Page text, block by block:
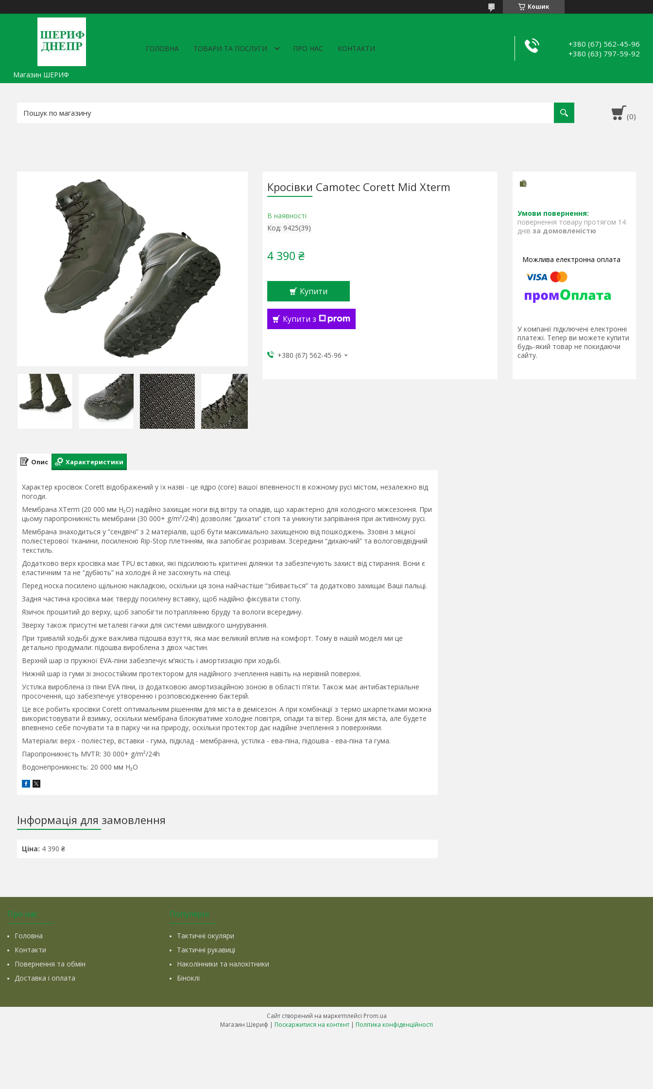
Кошик
Магазин ШЕРИФ
ГОЛОВНА ТОВАРИ ТА ПОСЛУГИ ПРО НАС КОНТАКТИ
+380 (67) 562-45-96
+380 (63) 797-59-92
Кросівки Camotec Corett Mid Xterm
В наявності
Код: 9425(39)
4 390 ₴
Купити
Купити з
+380 (67) 562-45-96
повернення товару протягом 14
днів за домовленістю
У компанії підключені електронні
платежі. Тепер ви можете купити
будь-який товар не покидаючи
сайту.
Опис Характеристики
Характер кросівок Corett відображений у їх назві - це ядро (core) вашої впевненості в кожному русі містом, незалежно від
погоди.
Мембрана XTerm (20 000 мм H₂O) надійно захищає ноги від вітру та опадів, що характерно для холодного міжсезоння. При
цьому паропроникність мембрани (30 000+ g/m²/24h) дозволяє “дихати” стопі та уникнути запрівання при активному русі.
Мембрана знаходиться у “сендвічі” з 2 матеріалів, щоб бути максимально захищеною від пошкоджень. Ззовні з міцної
поліестерової тканини, посиленою Rip-Stop плетінням, яка запобігає розривам. Зсередини “дихаючий” та вологовідвідний
текстиль.
Додатково верх кросівка має TPU вставки, які підсилюють критичні ділянки та забезпечують захист від стирання. Вони є
еластичним та не “дубіють” на холодні й не засохнуть на спеці.
Перед носка посилено щільною накладкою, оскільки ця зона найчастіше “збивається” та додатково захищає Ваші пальці.
Задня частина кросівка має тверду посилену вставку, щоб надійно фіксувати стопу.
Язичок прошитий до верху, щоб запобігти потраплянню бруду та вологи всередину.
Зверху також присутні металеві гачки для системи швидкого шнурування.
При тривалій ходьбі дуже важлива підошва взуття, яка має великий вплив на комфорт. Тому в нашій моделі ми це
детально продумали: підошва вироблена з двох частин.
Верхній шар із пружної EVA-піни забезпечує м’якість і амортизацію при ходьбі.
Нижній шар із гуми зі зносостійким протектором для надійного зчеплення навіть на нерівній поверхні.
Устілка вироблена із піни EVA піни, із додатковою амортизаційною зоною в області п’яти. Також має антибактеріальне
просочення, що забезпечує утворенню і розповсюдженню бактерій.
Це все робить кросівки Corett оптимальним рішенням для міста в демісезон. А при комбінації з термо шкарпетками можна
використовувати й взимку, оскільки мембрана блокуватиме холодне повітря, опади та вітер. Вони для міста, але будете
впевнено себе почувати та в парку чи на природу, оскільки протектор дає надійне зчеплення з поверхнями.
Матеріали: верх - поліестер, вставки - гума, підклад - мембранна, устілка - ева-піна, підошва - ева-піна та гума.
Паропроникність MVTR: 30 000+ g/m²/24h
Водонепроникність: 20 000 мм H₂O
Інформація для замовлення
Ціна: 4 390 ₴
Про нас
Головна
Контакти
Повернення та обмін
Доставка і оплата
Популярні
Тактичні окуляри
Тактичні рукавиці
Наколінники та налокітники
Біноклі
Сайт створений на маркетплейсі Prom.ua
Магазин Шериф | Поскаржитися на контент | Політика конфіденційності